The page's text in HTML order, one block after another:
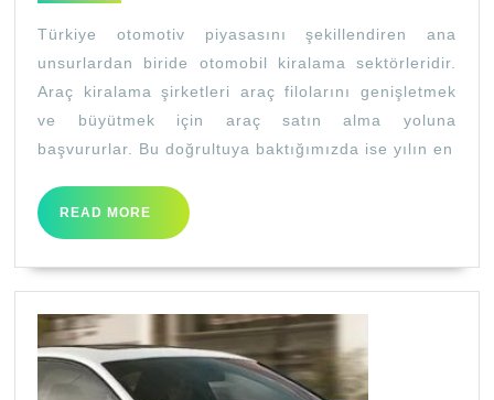
ARAÇLAR
Türkiye otomotiv piyasasını şekillendiren ana
unsurlardan biride otomobil kiralama sektörleridir.
Araç kiralama şirketleri araç filolarını genişletmek
ve büyütmek için araç satın alma yoluna
başvururlar. Bu doğrultuya baktığımızda ise yılın en
READ MORE
READ
MORE